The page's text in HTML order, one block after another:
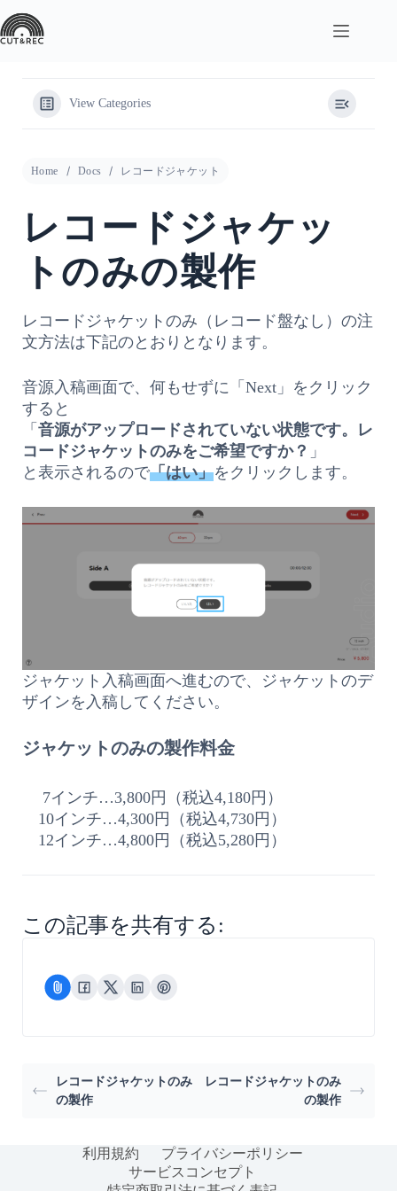
ン
テ
View Categories
Home Docs レコードジャケット
レコードジャケッ
トのみの製作
レコードジャケットのみ（レコード盤なし）の注
文方法は下記のとおりとなります。
音源入稿画面で、何もせずに「Next」をクリック
すると
「 音源がアップロードされていない状態です。レ
コードジャケットのみをご希望ですか？ 」
と表示されるので「はい」をクリックします。
ジャケット入稿画面へ進むので、ジャケットのデ
ザインを入稿してください。
ジャケットのみの製作料金
7インチ…3,800円（税込4,180円）
10インチ…4,300円（税込4,730円）
12インチ…4,800円（税込5,280円）
この記事を共有する:
レコードジャケットのみ
の製作
レコードジャケットのみ
の製作
利用規約
プライバシーポリシー
サービスコンセプト